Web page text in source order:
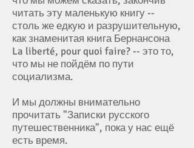
читать эту маленькую книгу --
столь же едкую и разрушительную,
как знаменитая книга Бернансона
La liberté, pour quoi faire? -- это то,
что мы не пойдём по пути
социализма.
И мы должны внимательно
прочитать "Записки русского
путешественника", пока у нас ещё
есть время.